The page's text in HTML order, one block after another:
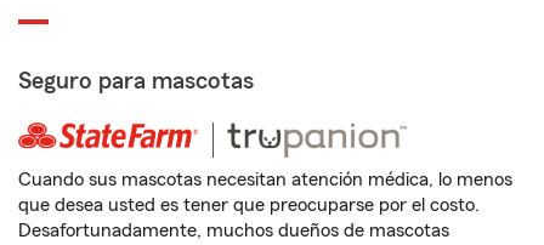
Seguro para mascotas
Cuando sus mascotas necesitan atención médica, lo menos
que desea usted es tener que preocuparse por el costo.
Desafortunadamente, muchos dueños de mascotas